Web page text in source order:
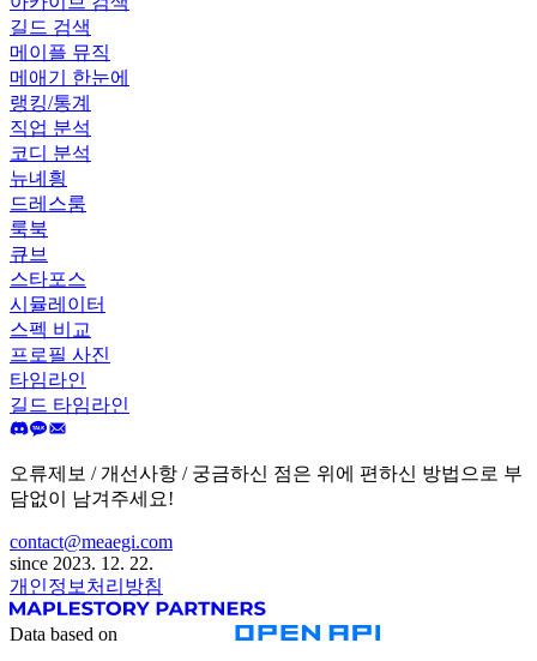
길드 검색
메이플 뮤직
메애기 한눈에
랭킹/통계
직업 분석
코디 분석
뉴녜힁
드레스룸
룩북
큐브
스타포스
시뮬레이터
스펙 비교
프로필 사진
타임라인
길드 타임라인
오류제보 / 개선사항 / 궁금하신 점은 위에 편하신 방법으로 부
담없이 남겨주세요!
contact@meaegi.com
since 2023. 12. 22.
개인정보처리방침
Data based on